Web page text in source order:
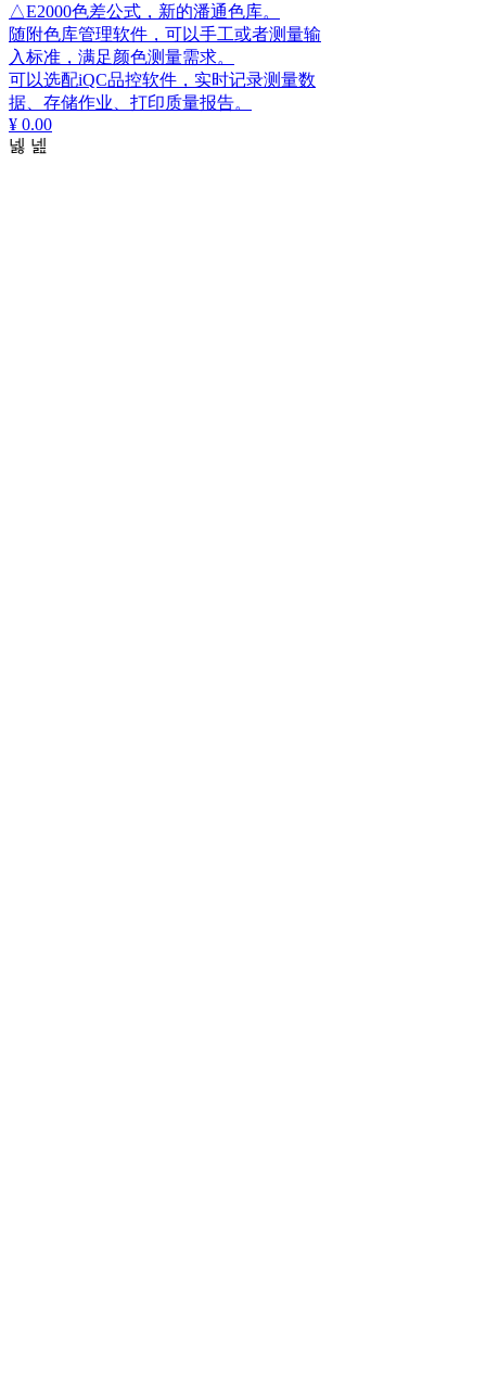
△E2000色差公式，新的潘通色库。
随附色库管理软件，可以手工或者测量输
入标准，满足颜色测量需求。
可以选配iQC品控软件，实时记录测量数
据、存储作业、打印质量报告。
¥ 0.00
넳 넲